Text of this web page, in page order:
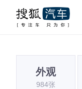
外观
984张